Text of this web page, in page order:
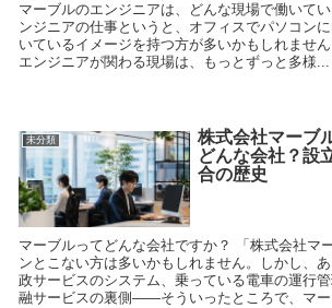
マーブルのエンジニアは、どんな現場で働いて
ンジニアの仕事というと、オフィスでパソコン
いているイメージを持つ方が多いかもしれませ
エンジニアが関わる現場は、もっとずっと多様...
未分類
株式会社マーブ
どんな会社？設
合の歴史
マーブルってどんな会社ですか？ 「株式会社マ
ンとこない方は多いかもしれません。しかし、
政サービスのシステム、乗っている電車の運行
融サービスの裏側——そういったところで、マ